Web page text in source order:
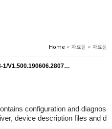
Home > 자료실 > 자료실
1/V1.500.190606.2807…
configuration and diagnos
device description files and d